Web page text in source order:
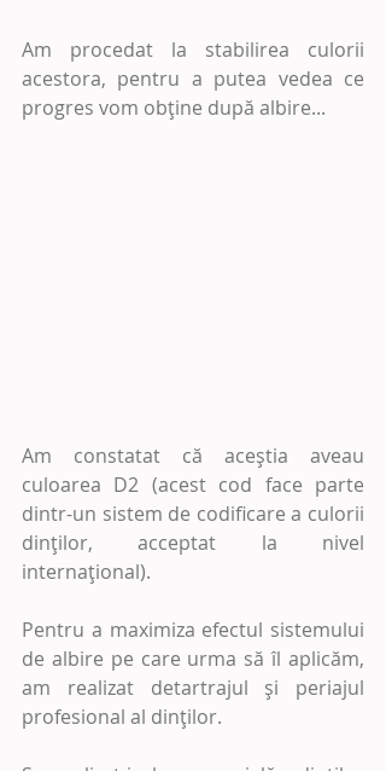
Am procedat la stabilirea culorii
acestora, pentru a putea vedea ce
progres vom obține după albire...
Am constatat că aceștia aveau
culoarea D2 (acest cod face parte
dintr-un sistem de codificare a culorii
dinților, acceptat la nivel
internațional).
Pentru a maximiza efectul sistemului
de albire pe care urma să îl aplicăm,
am realizat detartrajul și periajul
profesional al dinților.